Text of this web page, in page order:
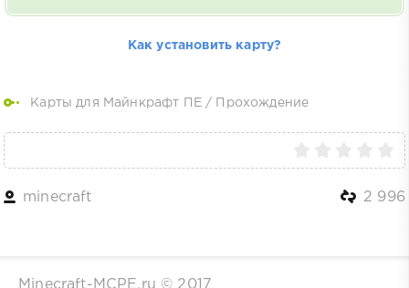
Как установить карту?
Карты для Майнкрафт ПЕ / Прохождение
minecraft 2 996
Minecraft-MCPE.ru © 2017